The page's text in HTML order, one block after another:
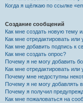
Когда я щёлкаю по ссылке
Создание сообщений
Как мне создать новую тему
Как мне отредактировать
Как мне добавить подпись к
Как мне создать опрос?
Почему я не могу добавить
Как мне отредактировать или
Почему мне недоступны
Почему я не могу добавлять
Почему я получил
Как мне пожаловаться на